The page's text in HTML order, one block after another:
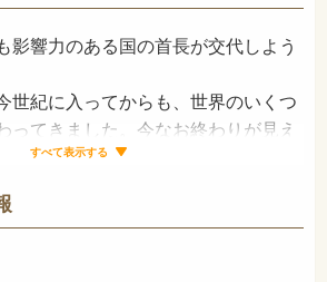
影響力のある国の首長が交代しよう
世紀に入ってからも、世界のいくつ
ってきました。今なお終わりが見え
。戦争は必ず大義によって始められ
す。その多くは女性であり子どもた
とは自明なことでありながら、大
すべて表示する